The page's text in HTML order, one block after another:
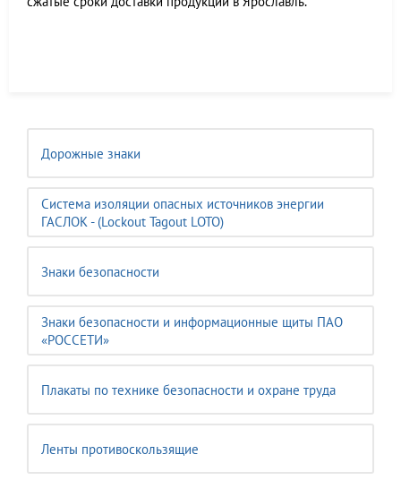
Дорожные знаки
Система изоляции опасных источников энергии
ГАСЛОК - (Lockout Tagout LOTO)
Знаки безопасности
Знаки безопасности и информационные щиты ПАО
«РОССЕТИ»
Плакаты по технике безопасности и охране труда
Ленты противоскользящие